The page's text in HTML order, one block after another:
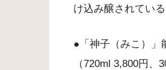
け込み醸されてい
●「神子（みこ）」
（720ml 3,800円、